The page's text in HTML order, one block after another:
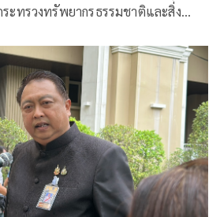
ะทรวงทรัพยากรธรรมชาติและสิ่ง